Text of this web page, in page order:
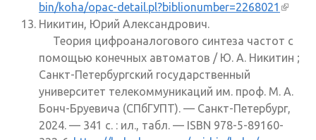
bin/koha/opac-detail.pl?biblionumber=2268021
Никитин, Юрий Александрович.
Теория цифроаналогового синтеза частот с
помощью конечных автоматов / Ю. А. Никитин ;
Санкт-Петербургский государственный
университет телекоммуникаций им. проф. М. А.
Бонч-Бруевича (СПбГУПТ). — Санкт-Петербург,
2024. — 341 с. : ил., табл. — ISBN 978-5-89160-